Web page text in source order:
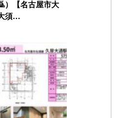
）【名古屋市大
須…